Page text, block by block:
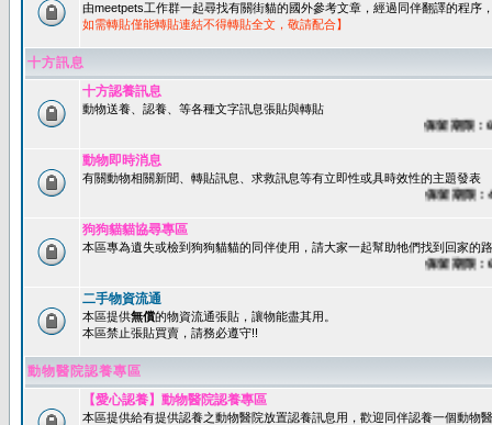
由meetpets工作群一起尋找有關街貓的國外參考文章，經過同伴翻譯的程序
如需轉貼僅能轉貼連結不得轉貼全文，敬請配合】
十方訊息
十方認養訊息
動物送養、認養、等各種文字訊息張貼與轉貼
保留期限：60天
動物即時消息
有關動物相關新聞、轉貼訊息、求救訊息等有立即性或具時效性的主題發表
保留期限：45天
狗狗貓貓協尋專區
本區專為遺失或檢到狗狗貓貓的同伴使用，請大家一起幫助牠們找到回家的
保留期限：60天
二手物資流通
本區提供無償的物資流通張貼，讓物能盡其用。
本區禁止張貼買賣，請務必遵守!!
動物醫院認養專區
【愛心認養】動物醫院認養專區
本區提供給有提供認養之動物醫院放置認養訊息用，歡迎同伴認養一個動物